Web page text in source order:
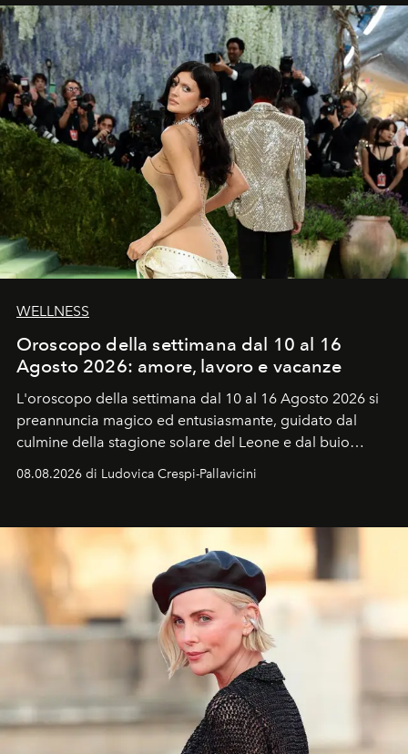
WELLNESS
Oroscopo della settimana dal 10 al 16
Agosto 2026: amore, lavoro e vacanze
L'oroscopo della settimana dal 10 al 16 Agosto 2026 si
preannuncia magico ed entusiasmante, guidato dal
culmine della stagione solare del Leone e dal buio
favorevole della Luna nuova in Leone del 12 agosto,
ideale per la notte delle Perseidi.
08.08.2026 di Ludovica Crespi-Pallavicini